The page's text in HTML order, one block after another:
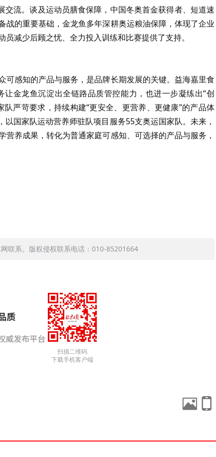
流。谈及运动员膳食保障，中国冬奥首金获得者、短道速
的重要基础，金龙鱼多年深耕奥运粮油保障，体现了企业
减少后顾之忧、全力投入训练和比赛提供了支持。
感知的产品与服务，是品牌长期发展的关键。益海嘉里食
金龙鱼沉淀出全链路品质管控能力，也进一步凝练出“创
严苛要求，持续构建“更安全、更营养、更健康”的产品体
国家队运动营养师驻队项目服务55支奥运国家队。未来，
养成果，转化为普通家庭可感知、可选择的产品与服务，
联系。版权侵权联系电话：010-85201664
扫描二维码
下载手机客户端